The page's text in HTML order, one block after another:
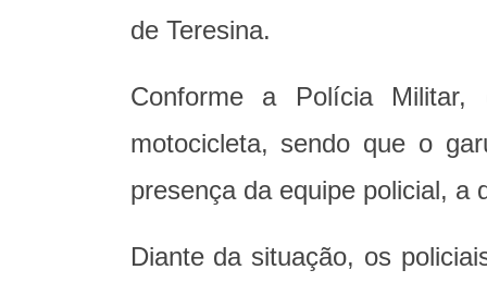
de Teresina.
Conforme a Polícia
motocicleta, sendo que o
presença da equipe policial, a
Diante da situação, os